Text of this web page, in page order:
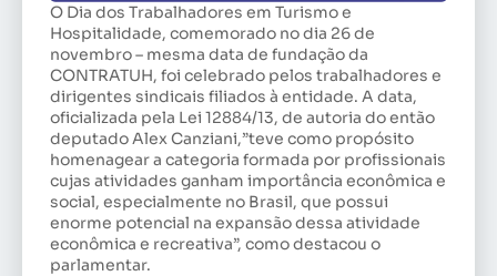
O Dia dos Trabalhadores em Turismo e
Hospitalidade, comemorado no dia 26 de
novembro – mesma data de fundação da
CONTRATUH, foi celebrado pelos trabalhadores e
dirigentes sindicais filiados à entidade. A data,
oficializada pela Lei 12884/13, de autoria do então
deputado Alex Canziani,”teve como propósito
homenagear a categoria formada por profissionais
cujas atividades ganham importância econômica e
social, especialmente no Brasil, que possui
enorme potencial na expansão dessa atividade
econômica e recreativa”, como destacou o
parlamentar.